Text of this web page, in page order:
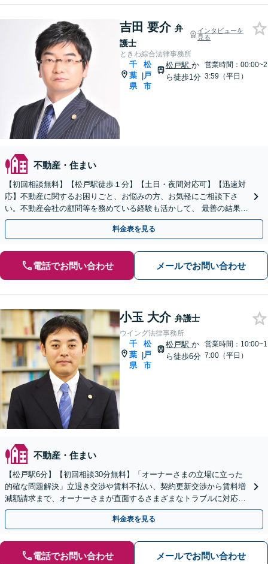
吉田 要介 弁
護士
インタビューを
見る
ときわ綜合法律事務所
千
葉
県
|
松
戸
市
松戸駅 か
ら徒歩1分
営業時間：00:00~2
3:59（平日）
不動産・住まい
【初回相談無料】【松戸駅徒歩１分】【土日・夜間対応可】【迅速対
応】不動産に関するお困りごと、お悩みの方、お気軽にご相談下さ
い。不動産会社の顧問等を務めている経験も活かして、 最善の結果が
得られるように全力を尽くします。
料金表を見る
電話でお問い合わせ メールでお問い合わせ
小玉 大介 弁護士
ウイング法律事務所
千
葉
県
|
松
戸
市
松戸駅 か
ら徒歩6分
営業時間：10:00~1
7:00（平日）
不動産・住まい
【松戸駅6分】【初回相談30分無料】「オーナーさまの立場に立った
的確な問題解決」立退き交渉や賃料不払い、契約更新交渉から賃料増
減額請求まで、オーナーさまが直面するさまざまなトラブルに対応
「不動産鑑定士・司法書士と連携」【休日・夜間相談可】
料金表を見る
電話でお問い合わせ メールでお問い合わせ